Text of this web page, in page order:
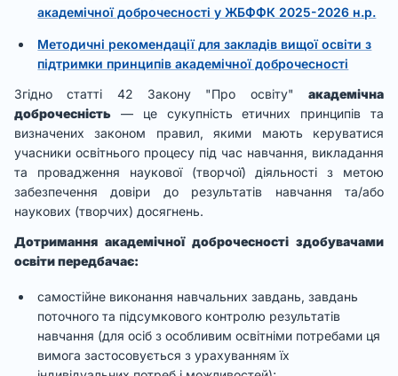
академічної доброчесності у ЖБФФК 2025-2026 н.р.
Методичні рекомендації для закладів вищої освіти з
підтримки принципів академічної доброчесності
Згідно статті 42 Закону "Про освіту" академічна
доброчесність — це сукупність етичних принципів та
визначених законом правил, якими мають керуватися
учасники освітнього процесу під час навчання, викладання
та провадження наукової (творчої) діяльності з метою
забезпечення довіри до результатів навчання та/або
наукових (творчих) досягнень.
Дотримання академічної доброчесності здобувачами
освіти передбачає:
самостійне виконання навчальних завдань, завдань
поточного та підсумкового контролю результатів
навчання (для осіб з особливим освітніми потребами ця
вимога застосовується з урахуванням їх